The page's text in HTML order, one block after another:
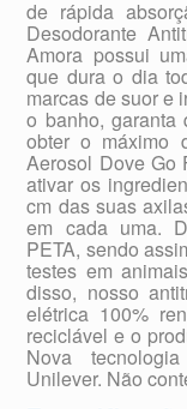
de rápida
Desodorante
Amora possui
que dura o dia
marcas de suor e
o banho, garanta
obter o máximo
Aerosol Dove Go
ativar os
cm das suas
em cada uma.
PETA, sendo
testes em
disso, nosso
elétrica 100%
reciclável e o
Nova
Unilever. Não